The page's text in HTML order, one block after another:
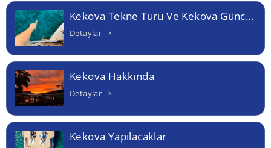
Kekova Tekne Turu Ve Kekova Güncel Bilgiler
Detaylar
Kekova Hakkında
Detaylar
Kekova Yapılacaklar